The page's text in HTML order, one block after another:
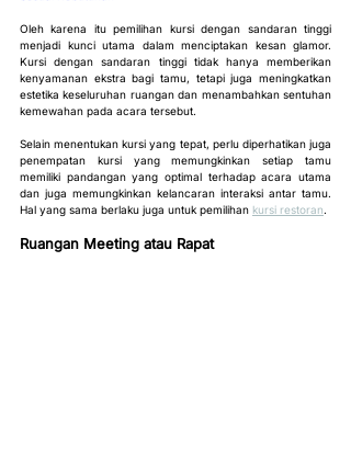
Oleh karena itu pemilihan kursi dengan sandaran tinggi
menjadi kunci utama dalam menciptakan kesan glamor.
Kursi dengan sandaran tinggi tidak hanya memberikan
kenyamanan ekstra bagi tamu, tetapi juga meningkatkan
estetika keseluruhan ruangan dan menambahkan sentuhan
kemewahan pada acara tersebut.
Selain menentukan kursi yang tepat, perlu diperhatikan juga
penempatan kursi yang memungkinkan setiap tamu
memiliki pandangan yang optimal terhadap acara utama
dan juga memungkinkan kelancaran interaksi antar tamu.
Hal yang sama berlaku juga untuk pemilihan kursi restoran.
Ruangan Meeting atau Rapat